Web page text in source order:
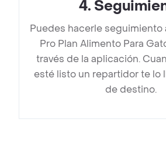
4.
Puedes hacerle
Pro Plan Alimento Para
través de la aplicación.
esté listo un repartidor te lo
de destino.